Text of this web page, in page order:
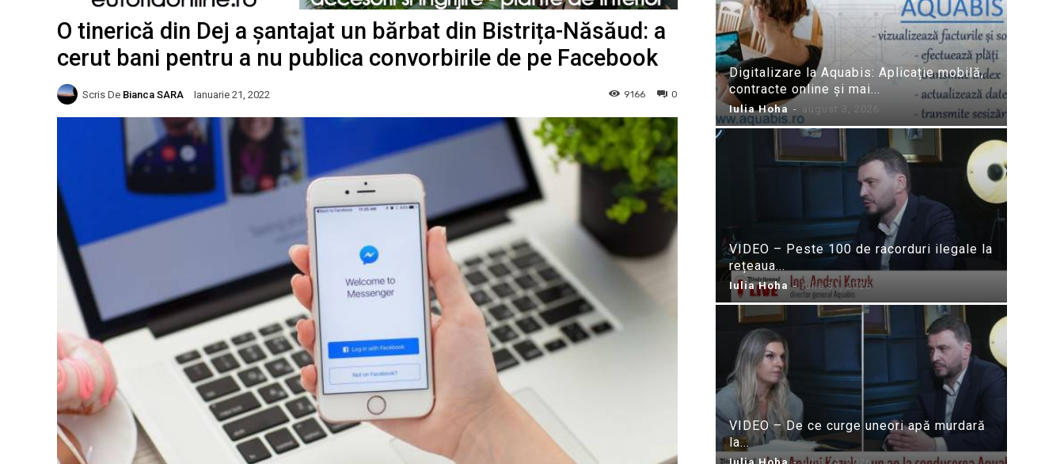
O tinerică din Dej a șantajat un bărbat din Bistrița-Năsăud: a
cerut bani pentru a nu publica convorbirile de pe Facebook
Scris De Bianca SARA Ianuarie 21, 2022 0
9166
Digitalizare la Aquabis: Aplicație mobilă,
contracte online și mai...
Iulia Hoha - august 3, 2026
VIDEO – Peste 100 de racorduri ilegale la
rețeaua...
Iulia Hoha - iulie 31, 2026
VIDEO – De ce curge uneori apă murdară
la...